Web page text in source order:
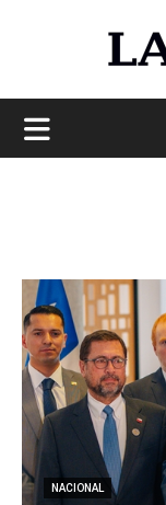
NACIONAL